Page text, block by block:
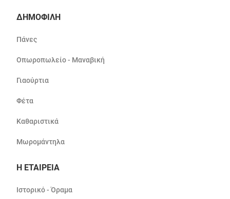
ΔΗΜΟΦΙΛΗ
Πάνες
Οπωροπωλείο - Μαναβική
Γιαούρτια
Φέτα
Καθαριστικά
Μωρομάντηλα
Η ΕΤΑΙΡΕΙΑ
Ιστορικό - Όραμα